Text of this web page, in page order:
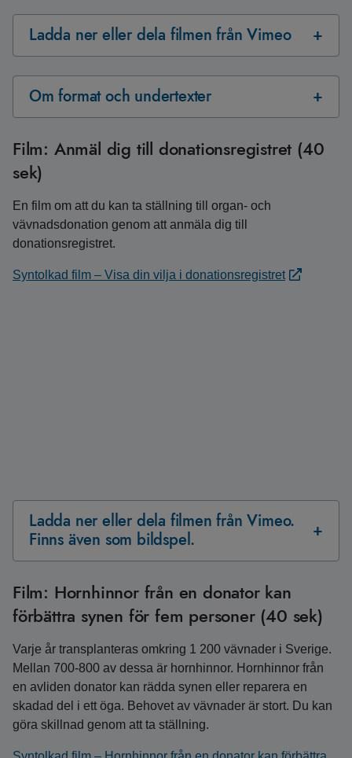
Ladda ner eller dela filmen från Vimeo
Om format och undertexter
Film: Anmäl dig till donationsregistret (40
sek)
En film om att du kan ta ställning till organ- och
vävnadsdonation genom att anmäla dig till
donationsregistret.
Syntolkad film – Visa din vilja i donationsregistret
Ladda ner eller dela filmen från Vimeo.
Finns även som bildspel.
Film: Hornhinnor från en donator kan
förbättra synen för fem personer (40 sek)
Varje år transplanteras omkring 1 200 vävnader i Sverige.
Mellan 700-800 av dessa är hornhinnor. Hornhinnor från
en avliden donator kan rädda synen eller reparera en
skadad del i ett öga. Behovet av vävnader är stort. Du kan
göra skillnad genom att ta ställning.